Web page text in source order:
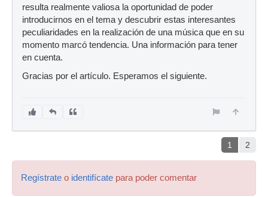
resulta realmente valiosa la oportunidad de poder
introducirnos en el tema y descubrir estas interesantes
peculiaridades en la realización de una música que en su
momento marcó tendencia. Una información para tener
en cuenta.
Gracias por el artículo. Esperamos el siguiente.
1 2
Regístrate o identifícate para poder comentar